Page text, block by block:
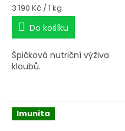
Měrná
cena:
3 190 Kč / 1 kg
Do košíku
Špičková nutriční výživa
kloubů.
Imunita